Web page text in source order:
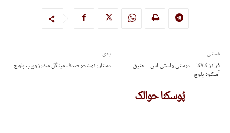
پدی
دستار؛ نوشت: صدف مینگل مٹ: زوہیب بلوچ
مُستی
فرانز کافکا – درستی راستی اس – عتیق
آسکوہ بلوچ
پُوسکنا حوالک